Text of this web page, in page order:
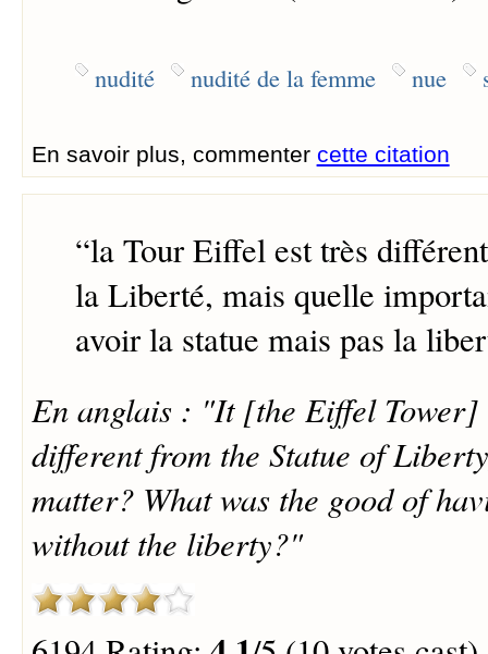
nudité nudité de la femme nue
En savoir plus, commenter cette citation
“la Tour Eiffel est très
la Liberté, mais quelle
avoir la statue mais pas la
En anglais : "It [the Eiffel Tower]
different from the Statue of
matter? What was the good of
without the liberty?"